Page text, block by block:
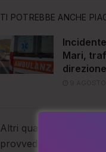
TI POTREBBE ANCHE
Mari,
Altri quattro sono gli
provvedimenti di fogli